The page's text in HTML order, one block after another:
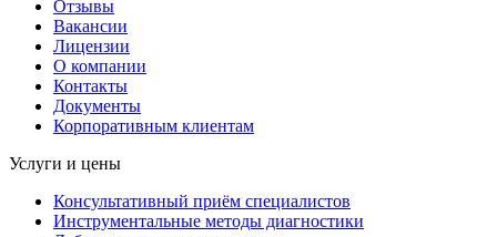
Отзывы
Вакансии
Лицензии
О компании
Контакты
Документы
Корпоративным клиентам
Услуги и цены
Консультативный приём специалистов
Инструментальные методы диагностики